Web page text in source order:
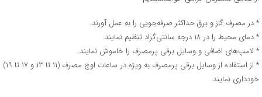
* در مصرف گاز و برق حداکثر صرفه‌جویی را به عمل آورند.
* دمای محیط را در ۱۸ درجه سانتی‌گراد تنظیم نمایند.
* لامپ‌های اضافی و وسایل برقی پرمصرف را خاموش نمایند.
* از استفاده از وسایل برقی پرمصرف به ویژه در ساعات اوج مصرف (۱۱ تا ۱۳ و ۱۷ تا ۱۹)
خودداری نمایند.